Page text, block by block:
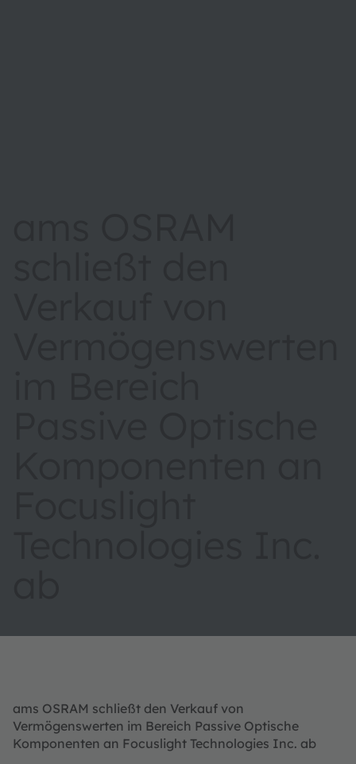
ams OSRAM schließt den Verkauf von
Vermögenswerten im Bereich Passive Optische
Komponenten an Focuslight Technologies Inc. ab